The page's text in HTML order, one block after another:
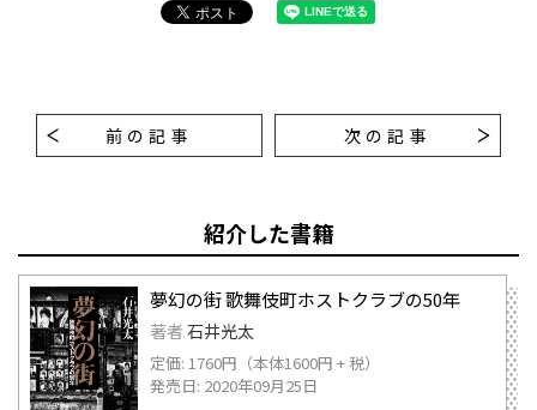
前の記事 次の記事
紹介した書籍
夢幻の街 歌舞伎町ホストクラブの50年
著者 石井光太
定価: 1760円（本体1600円 + 税）
発売日: 2020年09月25日